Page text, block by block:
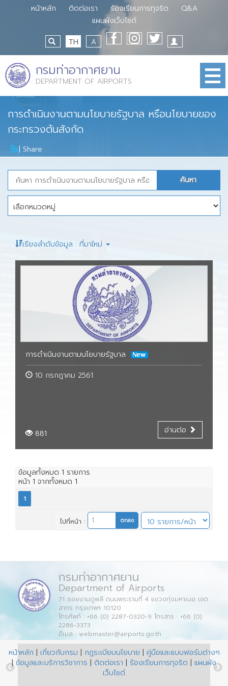
หน้าหลัก ติดต่อเรา ร้องเรียนการทุจริต
Q&A
แผนผังเว็บไซต์
TH
A
กรมท่าอากาศยาน
DEPARTMENT OF AIRPORTS
การดำเนินงานตามนโยบายรัฐบาล หรือนโยบายของ
กระทรวงต้นสังกัด
| Share
เรียงลำดับข้อมูล : ที่มาใหม่
การดำเนินงานตามนโยบายรัฐบาล
10 กรกฎาคม 2561
881 อ่านต่อ
ข้อมูลทั้งหมด 1 รายการ
หน้า 1 จากทั้งหมด 1
1
ไปที่หน้า :
กรมท่าอากาศยาน
Department of Airports
71 ซอยงามดูพลี ถนนพระรามที่ 4 แขวงทุ่งมหาเมฆ เขต
สาทร กรุงเทพฯ 10120
โทรศัพท์ : +66 (0) 2287-0320-9 โทรสาร : +66 (0)
2286-3373
อีเมล : webmaster@airports.go.th
หน้าหลัก | เกี่ยวกับกรม | กฏระเบียบนโยบาย | คู่มือและแบบฟอร์มต่างๆ
|ข้อมูลและบริการวิชาการ | ติดต่อเรา | ร้องเรียนการทุจริต | แผนผัง
เว็บไซต์